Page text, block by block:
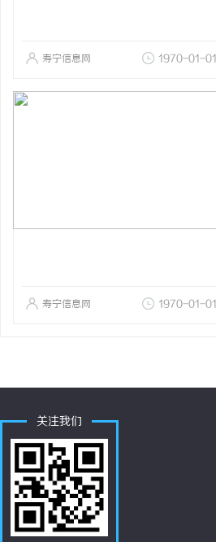
寿宁信息网 1970-01-01
寿宁信息网 1970-01-01
关注我们